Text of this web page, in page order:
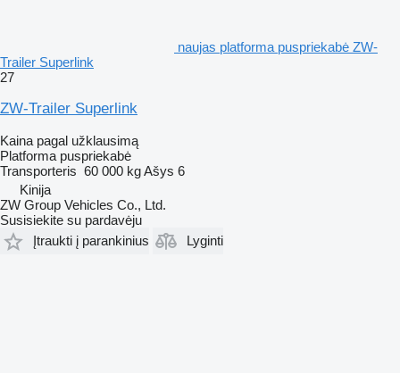
naujas platforma puspriekabė ZW-
Trailer Superlink
27
ZW-Trailer Superlink
Kaina pagal užklausimą
Platforma puspriekabė
Transporteris 60 000 kgAšys 6
Kinija
ZW Group Vehicles Co., Ltd.
Susisiekite su pardavėju
Įtraukti į parankinius
Lyginti